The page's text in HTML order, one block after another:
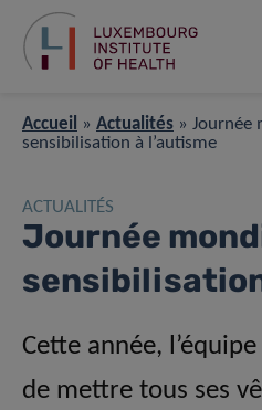
Accueil » Actualités » Journée
sensibilisation à l’autisme
ACTUALITÉS
Journée
Cette année,
de mettre tous ses